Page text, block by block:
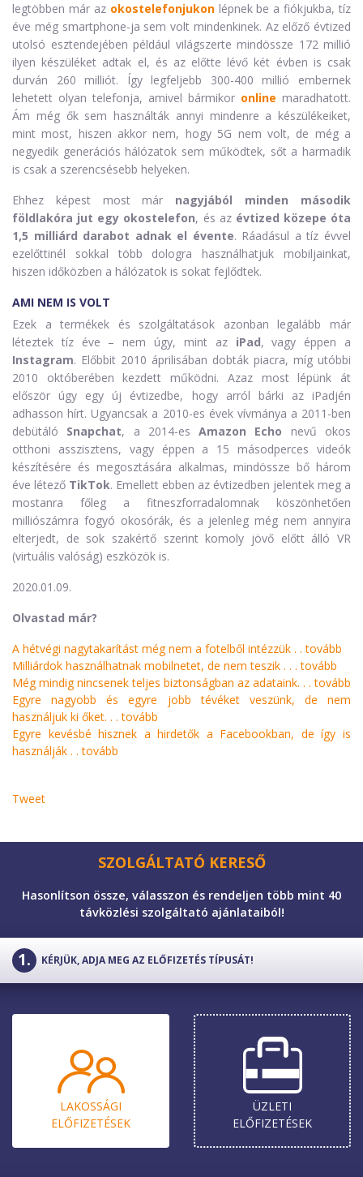
legtöbben már az okostelefonjukonlépnek be a fiókjukba, tíz
éve még smartphone-ja sem volt mindenkinek. Az előző évtized
utolsó esztendejében például világszerte mindössze 172 millió
ilyen készüléket adtak el, és az előtte lévő két évben is csak
durván 260 milliót. Így legfeljebb 300-400 millió embernek
lehetett olyan telefonja, amivel bármikor online maradhatott.
Ám még ők sem használták annyi mindenre a készülékeiket,
mint most, hiszen akkor nem, hogy 5G nem volt, de még a
negyedik generációs hálózatok sem működtek, sőt a harmadik
is csak a szerencsésebb helyeken.
Ehhez képest most már nagyjából minden második
földlakóra jut egy okostelefon, és az évtized közepe óta
1,5 milliárd darabot adnak el évente. Ráadásul a tíz évvel
ezelőttinél sokkal több dologra használhatjuk mobiljainkat,
hiszen időközben a hálózatok is sokat fejlődtek.
AMI NEM IS VOLT
Ezek a termékek és szolgáltatások azonban legalább már
léteztek tíz éve – nem úgy, mint az iPad, vagy éppen a
Instagram. Előbbit 2010 áprilisában dobták piacra, míg utóbbi
2010 októberében kezdett működni. Azaz most lépünk át
először úgy egy új évtizedbe, hogy arról bárki az iPadjén
adhasson hírt. Ugyancsak a 2010-es évek vívmánya a 2011-ben
debütáló Snapchat, a 2014-esAmazon Echo nevű okos
otthoni asszisztens, vagy éppen a 15 másodperces videók
készítésére és megosztására alkalmas, mindössze bő három
éve létező TikTok. Emellett ebben az évtizedben jelentek meg a
mostanra főleg a fitneszforradalomnak köszönhetően
milliószámra fogyó okosórák, és a jelenleg még nem annyira
elterjedt, de sok szakértő szerint komoly jövő előtt álló VR
(virtuális valóság) eszközök is.
2020.01.09.
Olvastad már?
A hétvégi nagytakarítást még nem a fotelből intézzük . .tovább
Milliárdok használhatnak mobilnetet, de nem teszik . . .tovább
Még mindig nincsenek teljes biztonságban az adataink. . .tovább
Egyre nagyobb és egyre jobb tévéket veszünk, de nem
használjuk ki őket. . . tovább
Egyre kevésbé hisznek a hirdetők a Facebookban, de így is
használják . .tovább
Tweet
SZOLGÁLTATÓ KERESŐ
Hasonlítson össze, válasszon és rendeljen több mint 40
távközlési szolgáltató ajánlataiból!
KÉRJÜK, ADJA MEG AZ ELŐFIZETÉS TÍPUSÁT!
LAKOSSÁGI
ELŐ­FIZETÉSEK
ÜZLETI
ELŐ­FIZETÉSEK